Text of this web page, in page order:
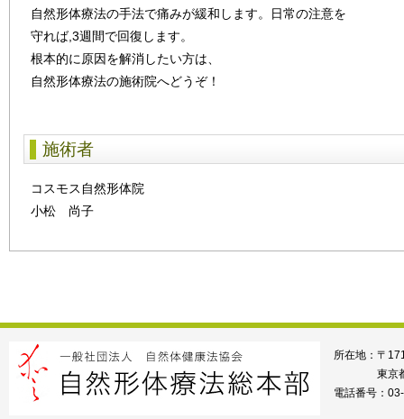
自然形体療法の手法で痛みが緩和します。日常の注意を
守れば,3週間で回復します。
根本的に原因を解消したい方は、
自然形体療法の施術院へどうぞ！
施術者
コスモス自然形体院
小松 尚子
所在地：〒
東京
電話番号：